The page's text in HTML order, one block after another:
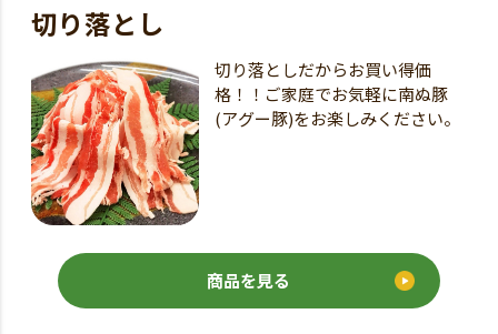
切り落とし
切り落としだからお買い得価
格！！ご家庭でお気軽に南ぬ豚
(アグー豚)をお楽しみください。
商品を見る